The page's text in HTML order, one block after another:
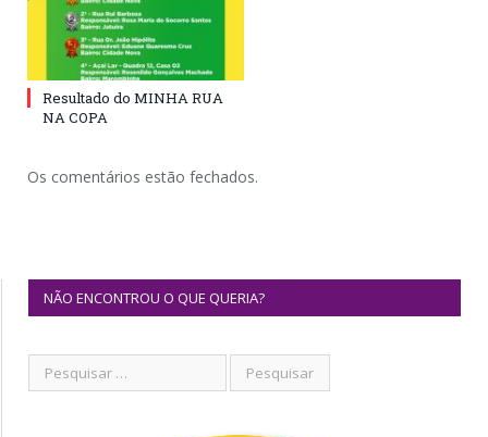
Resultado do MINHA RUA
NA COPA
Os comentários estão fechados.
NÃO ENCONTROU O QUE QUERIA?